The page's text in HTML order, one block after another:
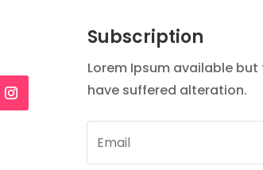
Subscription
Lorem Ipsum available
have suffered alteration.